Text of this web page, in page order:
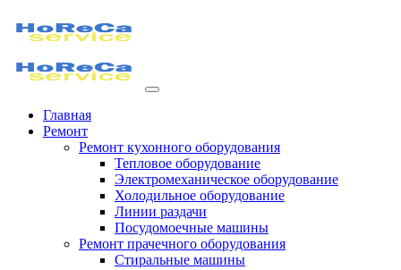
Главная
Ремонт
Ремонт кухонного оборудования
Тепловое оборудование
Электромеханическое оборудование
Холодильное оборудование
Линии раздачи
Посудомоечные машины
Ремонт прачечного оборудования
Стиральные машины